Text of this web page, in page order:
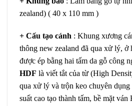
zealand) ( 40 x 110 mm )
+ Cấu tạo cánh : Khung xương
thông new zealand đã qua xử lý, ở
được ép bằng hai tấm da gỗ công
HDF là viết tắt của từ (High
qua xử lý và trộn keo chuyên dụng
suất cao tạo thành tấm, bề mặt